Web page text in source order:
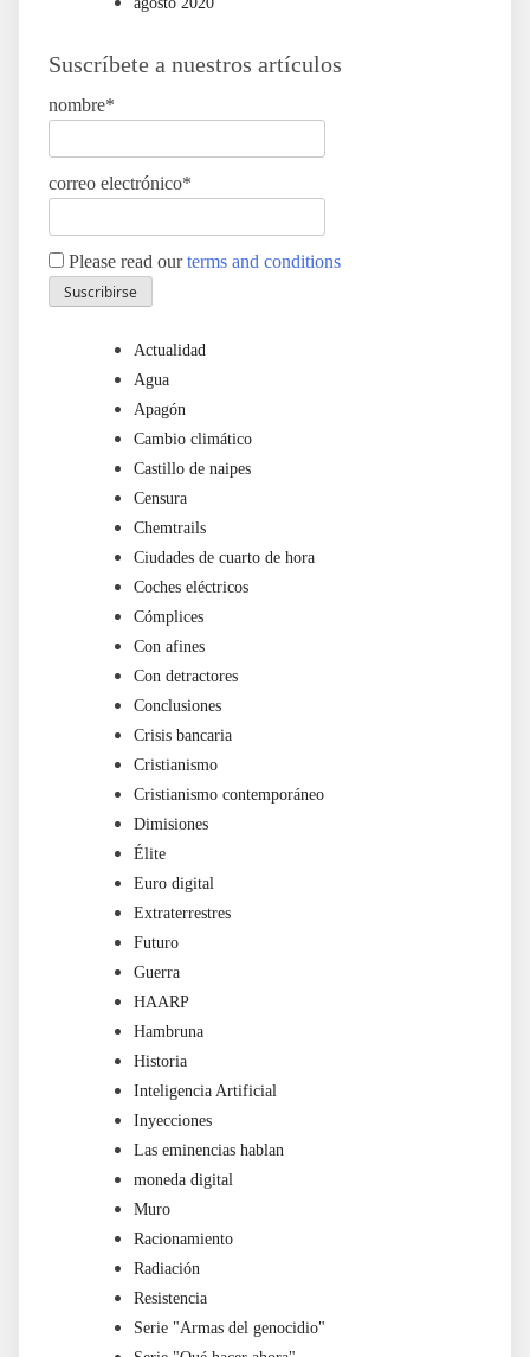
Suscríbete a nuestros artículos
nombre*
correo electrónico*
Please read ourterms and conditions
Actualidad
Agua
Apagón
Cambio climático
Castillo de naipes
Censura
Chemtrails
Ciudades de cuarto de hora
Coches eléctricos
Cómplices
Con afines
Con detractores
Conclusiones
Crisis bancaria
Cristianismo
Cristianismo contemporáneo
Dimisiones
Élite
Euro digital
Extraterrestres
Futuro
Guerra
HAARP
Hambruna
Historia
Inteligencia Artificial
Inyecciones
Las eminencias hablan
moneda digital
Muro
Racionamiento
Radiación
Resistencia
Serie "Armas del genocidio"